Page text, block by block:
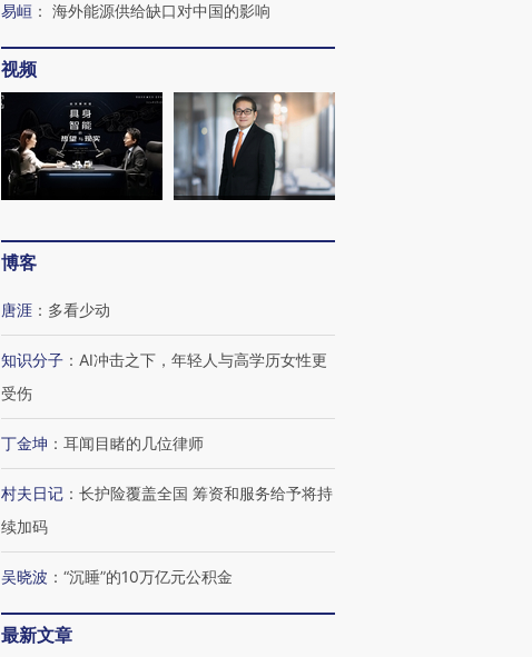
易峘 ： 海外能源供给缺口对中国的影响
视频
博客
唐涯 ： 多看少动
知识分子 ： AI冲击之下，年轻人与高学历女性更
受伤
丁金坤 ： 耳闻目睹的几位律师
村夫日记 ： 长护险覆盖全国 筹资和服务给予将持
续加码
吴晓波 ： “沉睡”的10万亿元公积金
最新文章